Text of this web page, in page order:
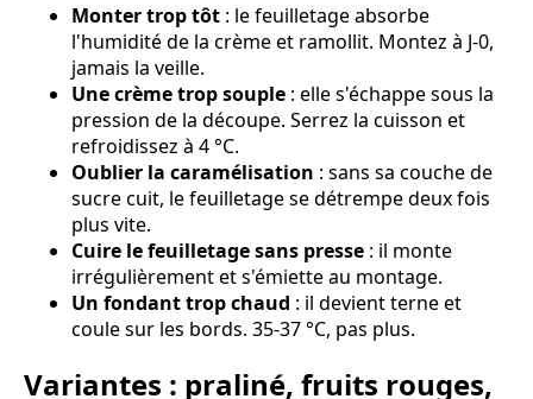
Monter trop tôt : le feuilletage absorbe
l'humidité de la crème et ramollit. Montez à J-0,
jamais la veille.
Une crème trop souple : elle s'échappe sous la
pression de la découpe. Serrez la cuisson et
refroidissez à 4 °C.
Oublier la caramélisation : sans sa couche de
sucre cuit, le feuilletage se détrempe deux fois
plus vite.
Cuire le feuilletage sans presse : il monte
irrégulièrement et s'émiette au montage.
Un fondant trop chaud : il devient terne et
coule sur les bords. 35-37 °C, pas plus.
Variantes : praliné, fruits rouges,